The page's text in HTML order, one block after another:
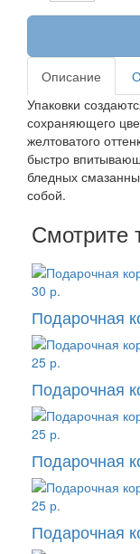
Описание
Упаковки
сохраняющего
желтоватого
быстро
бледных
собой.
Смотрите
30 р.
Подарочная
25 р.
Подарочная
25 р.
Подарочная
25 р.
Подарочная